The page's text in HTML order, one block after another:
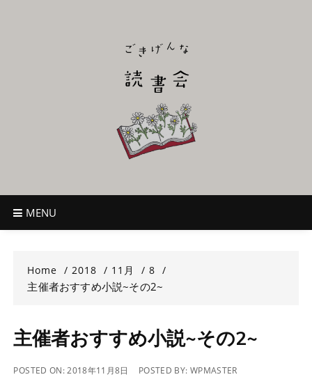
ごきげんな読
~児童書好き主催者によるオールジャンルOK！のんびり読書会~
MENU
Home 2018 11月 8
主催者おすすめ小説~その2~
主催者おすすめ小説~その2~
POSTED ON:2018年11月8日 POSTED BY: WPMASTER